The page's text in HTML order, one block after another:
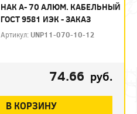
НАК А- 70 АЛЮМ. КАБЕЛЬНЫЙ
ГОСТ 9581 ИЭК - ЗАКАЗ
Артикул: UNP11-070-10-12
74.66 руб.
В КОРЗИНУ